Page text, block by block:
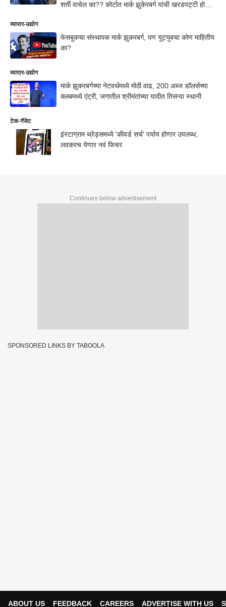
शर्ती वाचेल का?? कोर्टात मार्क झुकेरबर्ग यांची खरडपट्टी होताच
व्यापार-उद्योग
फेसबुकचा संस्थापक मार्क झुकरबर्ग, पण युट्युबचा कोण माहितीय
का?
व्यापार-उद्योग
मार्क झुकरबर्गच्या नेटवर्थमध्ये मोठी वाढ, 200 अब्ज डॉलर्सच्या
क्लबमध्ये एंट्री, जगातील श्रीमंतांच्या यादीत तिसऱ्या स्थानी
टेक-गॅजेट
इंस्टाग्राम थ्रेड्समध्ये 'कीवर्ड सर्च' पर्याय होणार उपलब्ध,
लवकरच येणार नवं फिचर
Continues below advertisement
SPONSORED LINKS BY TABOOLA
ABOUT US FEEDBACK CAREERS ADVERTISE WITH US